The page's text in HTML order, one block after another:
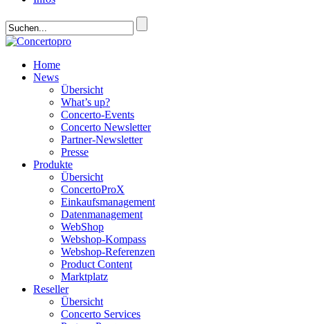
Home
News
Übersicht
What’s up?
Concerto-Events
Concerto Newsletter
Partner-Newsletter
Presse
Produkte
Übersicht
ConcertoProX
Einkaufsmanagement
Datenmanagement
WebShop
Webshop-Kompass
Webshop-Referenzen
Product Content
Marktplatz
Reseller
Übersicht
Concerto Services